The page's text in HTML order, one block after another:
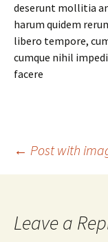
deserunt mollitia
harum quidem
libero tempore,
cumque nihil
facere
Post
← Post with
Leave a